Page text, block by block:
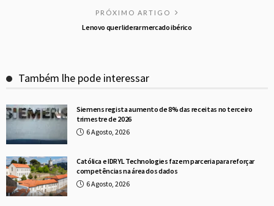
PRÓXIMO ARTIGO
Lenovo quer liderar mercado ibérico
Também lhe pode interessar
Siemens regista aumento de 8% das receitas no terceiro
trimestre de 2026
6 Agosto, 2026
Católica e IDRYL Technologies fazem parceria para reforçar
competências na área dos dados
6 Agosto, 2026